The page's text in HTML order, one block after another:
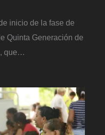
inicio de la fase de
Quinta Generación de
que…